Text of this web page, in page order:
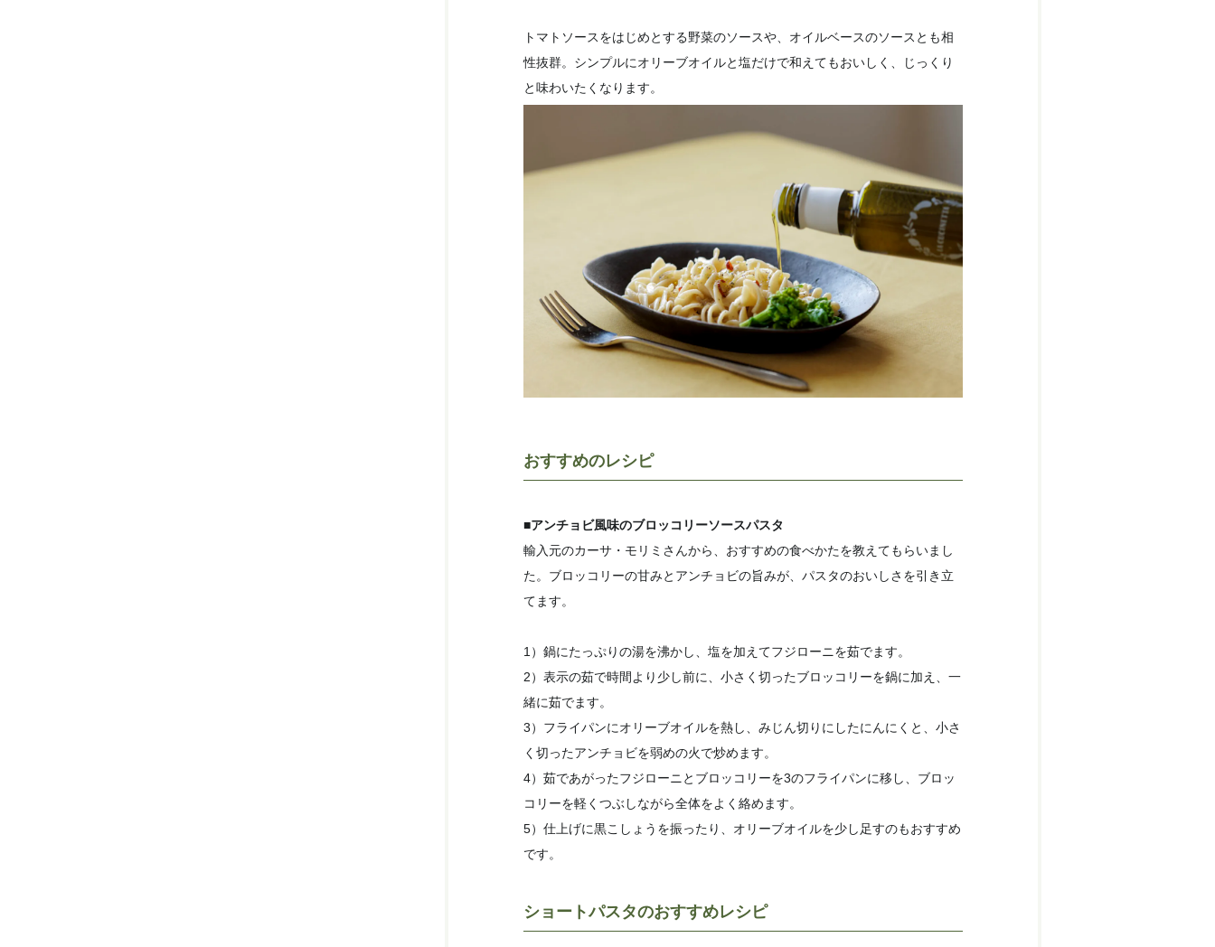
トマトソースをはじめとする野菜のソースや、オイルベースのソースとも相
性抜群。シンプルにオリーブオイルと塩だけで和えてもおいしく、じっくり
と味わいたくなります。
おすすめのレシピ
■アンチョビ風味のブロッコリーソースパスタ
輸入元のカーサ・モリミさんから、おすすめの食べかたを教えてもらいまし
た。ブロッコリーの甘みとアンチョビの旨みが、パスタのおいしさを引き立
てます。
1）鍋にたっぷりの湯を沸かし、塩を加えてフジローニを茹でます。
2）表示の茹で時間より少し前に、小さく切ったブロッコリーを鍋に加え、一
緒に茹でます。
3）フライパンにオリーブオイルを熱し、みじん切りにしたにんにくと、小さ
く切ったアンチョビを弱めの火で炒めます。
4）茹であがったフジローニとブロッコリーを3のフライパンに移し、ブロッ
コリーを軽くつぶしながら全体をよく絡めます。
5）仕上げに黒こしょうを振ったり、オリーブオイルを少し足すのもおすすめ
です。
ショートパスタのおすすめレシピ